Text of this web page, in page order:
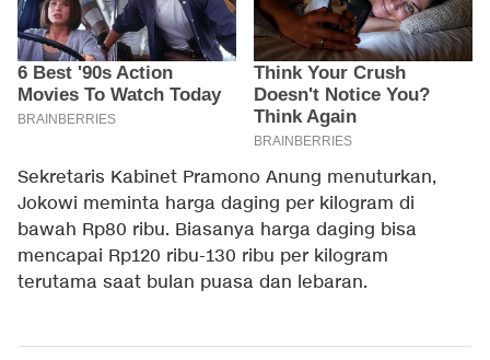
Sekretaris Kabinet Pramono Anung menuturkan,
Jokowi meminta harga daging per kilogram di
bawah Rp80 ribu. Biasanya harga daging bisa
mencapai Rp120 ribu-130 ribu per kilogram
terutama saat bulan puasa dan lebaran.